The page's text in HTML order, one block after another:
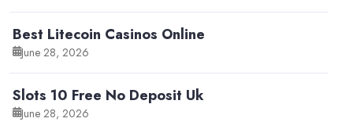
Best Litecoin Casinos Online
June 28, 2026
Slots 10 Free No Deposit Uk
June 28, 2026